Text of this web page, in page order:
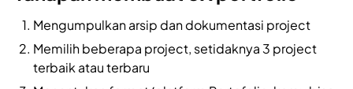
Mengumpulkan arsip dan dokumentasi project
Memilih beberapa project, setidaknya 3 project
terbaik atau terbaru